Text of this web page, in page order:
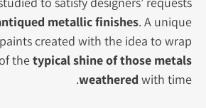
metallic finishes. A unique
created with the idea to wrap
thetypical shine of those metals
weathered with time.